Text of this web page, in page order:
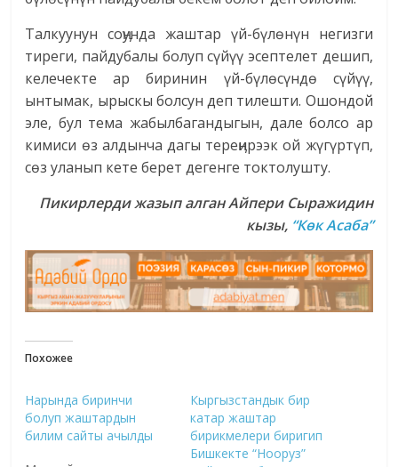
Талкуунун соӊунда жаштар үй-бүлөнүн негизги
тиреги, пайдубалы болуп сүйүү эсептелет дешип,
келечекте ар биринин үй-бүлөсүндө сүйүү,
ынтымак, ырыскы болсун деп тилешти. Ошондой
эле, бул тема жабылбагандыгын, дале болсо ар
кимиси өз алдынча дагы тереӊирээк ой жүгүртүп,
сөз уланып кете берет дегенге токтолушту.
Пикирлерди жазып алган Айпери Сыражидин
кызы, “Көк Асаба”
Похожее
Нарында биринчи
болуп жаштардын
билим сайты ачылды
Кыргызстандык бир
катар жаштар
бирикмелери биригип
Бишкекте “Нооруз”